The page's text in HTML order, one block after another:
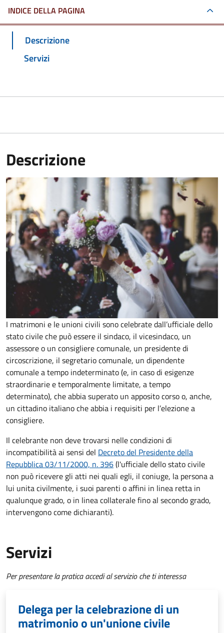
INDICE DELLA PAGINA
Descrizione
Servizi
Descrizione
I matrimoni e le unioni civili sono celebrate dall’ufficiale dello
stato civile che può essere il sindaco, il vicesindaco, un
assessore o un consigliere comunale, un presidente di
circoscrizione, il segretario comunale, un dipendente
comunale a tempo indeterminato (e, in caso di esigenze
straordinarie e temporalmente limitate, a tempo
determinato), che abbia superato un apposito corso o, anche,
un cittadino italiano che abbia i requisiti per l’elezione a
consigliere.
Il celebrante non deve trovarsi nelle condizioni di
incompatibilità ai sensi del Decreto del Presidente della
Repubblica 03/11/2000, n. 396(l'ufficiale dello stato civile
non può ricevere gli atti nei quali egli, il coniuge, la persona a
lui unita civilmente, i suoi parenti o affini in linea retta in
qualunque grado, o in linea collaterale fino al secondo grado,
intervengono come dichiaranti).
Servizi
Per presentare la pratica accedi al servizio che ti interessa
Delega per la celebrazione di un
matrimonio o un'unione civile